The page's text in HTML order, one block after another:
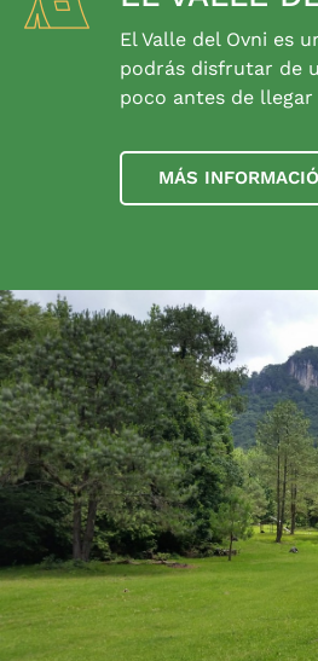
El Valle del Ovni es
podrás disfrutar de
poco antes de llegar
MÁS